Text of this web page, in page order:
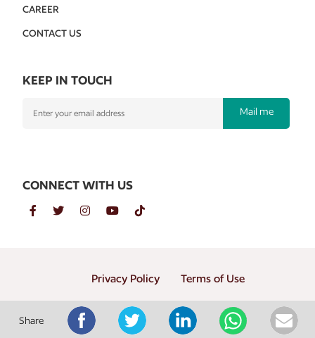
Share
CAREER
CONTACT US
KEEP IN TOUCH
Mail me
CONNECT WITH US
Copyright © 2026 PT. Gramedia Penerbit Buku Utama
Privacy Policy Terms of Use